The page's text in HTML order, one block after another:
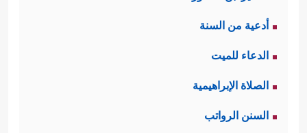
أدعية من السنة
الدعاء للميت
الصلاة الإبراهيمية
السنن الرواتب